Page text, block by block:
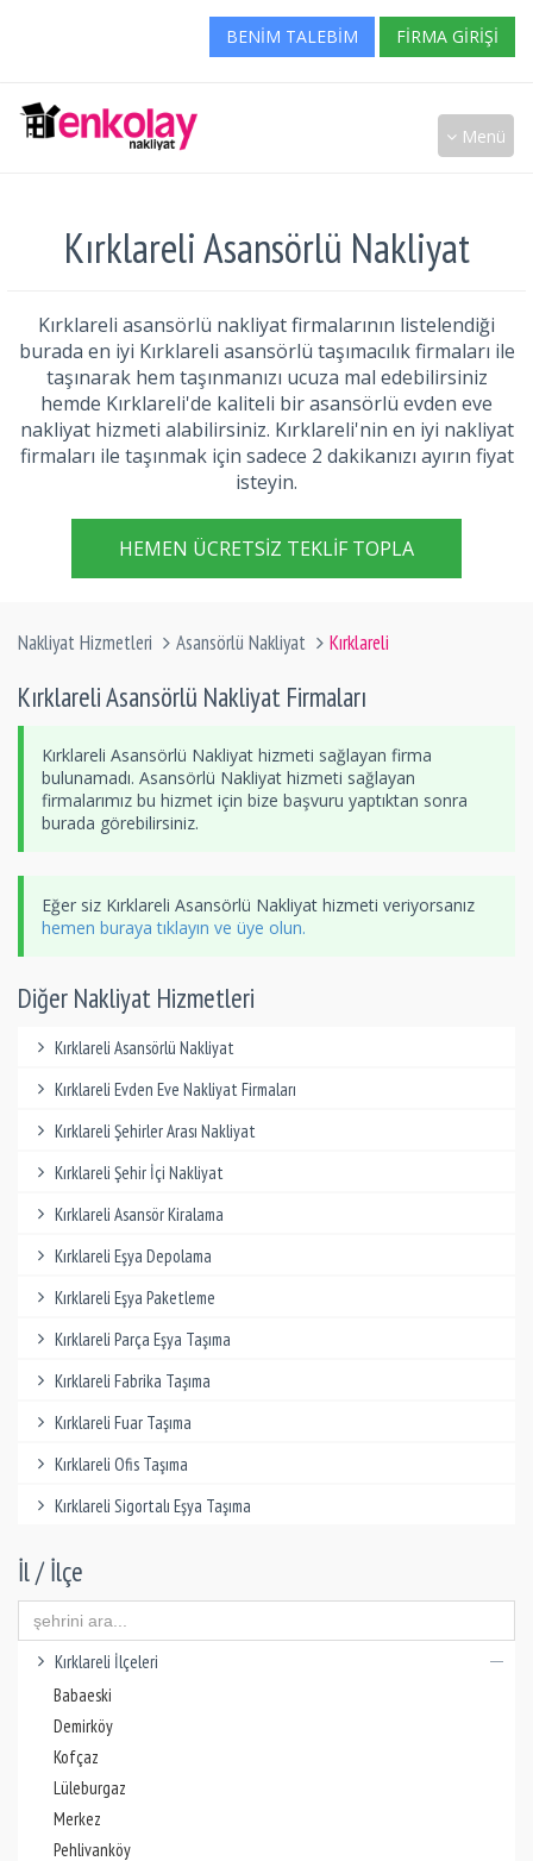
BENIM TALEBIM FIRMA GIRIŞI
Menü
Kırklareli Asansörlü Nakliyat
Kırklareli asansörlü nakliyat firmalarının listelendiği
burada en iyi Kırklareli asansörlü taşımacılık firmaları ile
taşınarak hem taşınmanızı ucuza mal edebilirsiniz
hemde Kırklareli'de kaliteli bir asansörlü evden eve
nakliyat hizmeti alabilirsiniz. Kırklareli'nin en iyi nakliyat
firmaları ile taşınmak için sadece 2 dakikanızı ayırın fiyat
isteyin.
HEMEN ÜCRETSIZ TEKLIF TOPLA
Nakliyat Hizmetleri Asansörlü Nakliyat Kırklareli
Kırklareli Asansörlü Nakliyat Firmaları
Kırklareli Asansörlü Nakliyat hizmeti sağlayan firma
bulunamadı. Asansörlü Nakliyat hizmeti sağlayan
firmalarımız bu hizmet için bize başvuru yaptıktan sonra
burada görebilirsiniz.
Eğer siz Kırklareli Asansörlü Nakliyat hizmeti veriyorsanız
hemen buraya tıklayın ve üye olun.
Diğer Nakliyat Hizmetleri
Kırklareli Asansörlü Nakliyat
Kırklareli Evden Eve Nakliyat Firmaları
Kırklareli Şehirler Arası Nakliyat
Kırklareli Şehir İçi Nakliyat
Kırklareli Asansör Kiralama
Kırklareli Eşya Depolama
Kırklareli Eşya Paketleme
Kırklareli Parça Eşya Taşıma
Kırklareli Fabrika Taşıma
Kırklareli Fuar Taşıma
Kırklareli Ofis Taşıma
Kırklareli Sigortalı Eşya Taşıma
İl / İlçe
Kırklareli İlçeleri
Babaeski
Demirköy
Kofçaz
Lüleburgaz
Merkez
Pehlivanköy